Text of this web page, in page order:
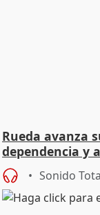
Rueda avanza
dependencia y
vivienda
Sonido